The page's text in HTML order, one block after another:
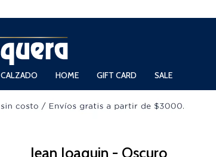
CALZADO HOME GIFT CARD SALE
Jean Joaquin - Oscuro